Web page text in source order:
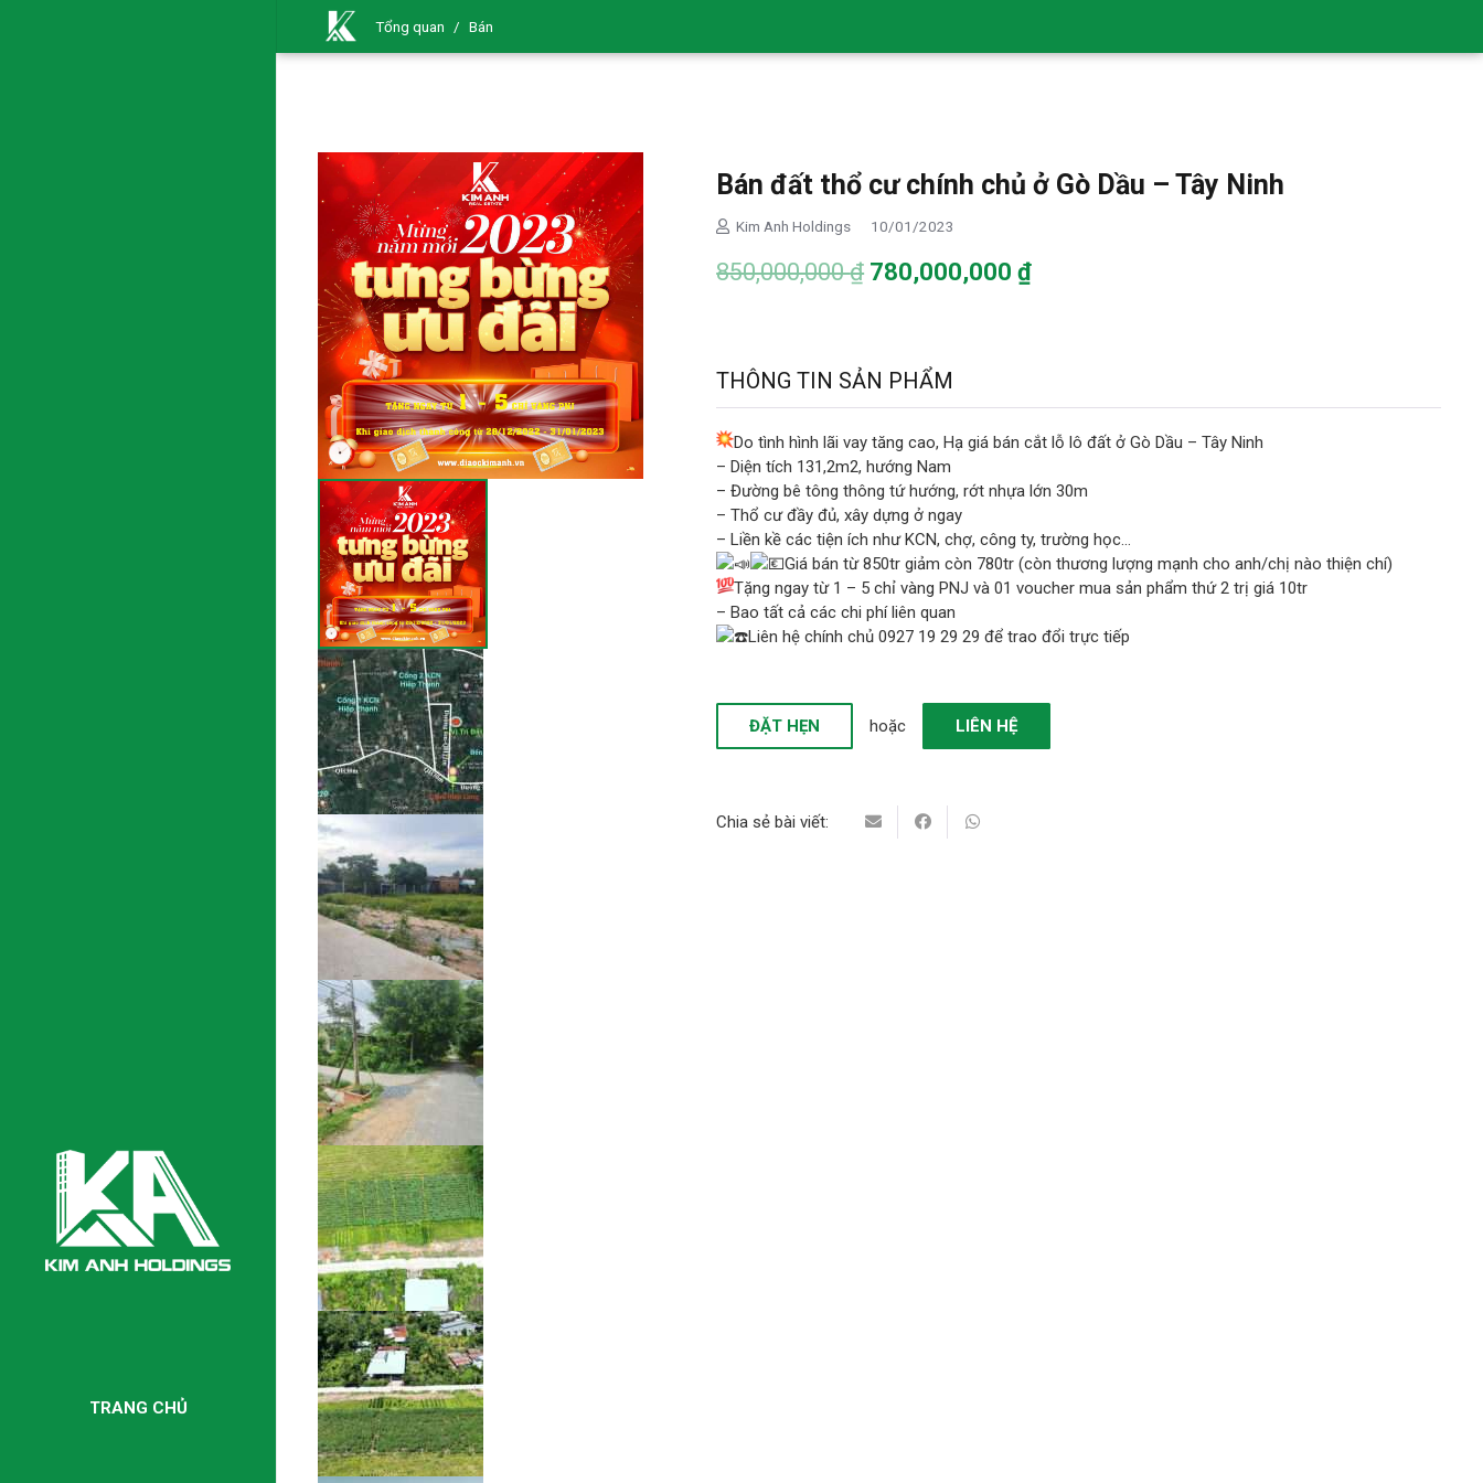
TRANG CHỦ
Tổng quan / Bán
Bán đất thổ cư chính chủ ở Gò Dầu – Tây Ninh
Kim Anh Holdings 10/01/2023
850,000,000₫ Giá
850,000,000 ₫.
780,000,000₫Giá
780,000,000 ₫.
THÔNG TIN SẢN PHẨM
Do tình hình lãi vay tăng cao, Hạ giá bán cắt lỗ lô đất ở Gò Dầu – Tây Ninh
– Diện tích 131,2m2, hướng Nam
– Đường bê tông thông tứ hướng, rớt nhựa lớn 30m
– Thổ cư đầy đủ, xây dựng ở ngay
– Liền kề các tiện ích như KCN, chợ, công ty, trường học…
Giá bán từ 850tr giảm còn 780tr (còn thương lượng mạnh cho anh/chị nào thiện chí)
Tặng ngay từ 1 – 5 chỉ vàng PNJ và 01 voucher mua sản phẩm thứ 2 trị giá 10tr
– Bao tất cả các chi phí liên quan
Liên hệ chính chủ 0927 19 29 29 để trao đổi trực tiếp
ĐẶT HẸN hoặc LIÊN HỆ
Chia sẻ bài viết: